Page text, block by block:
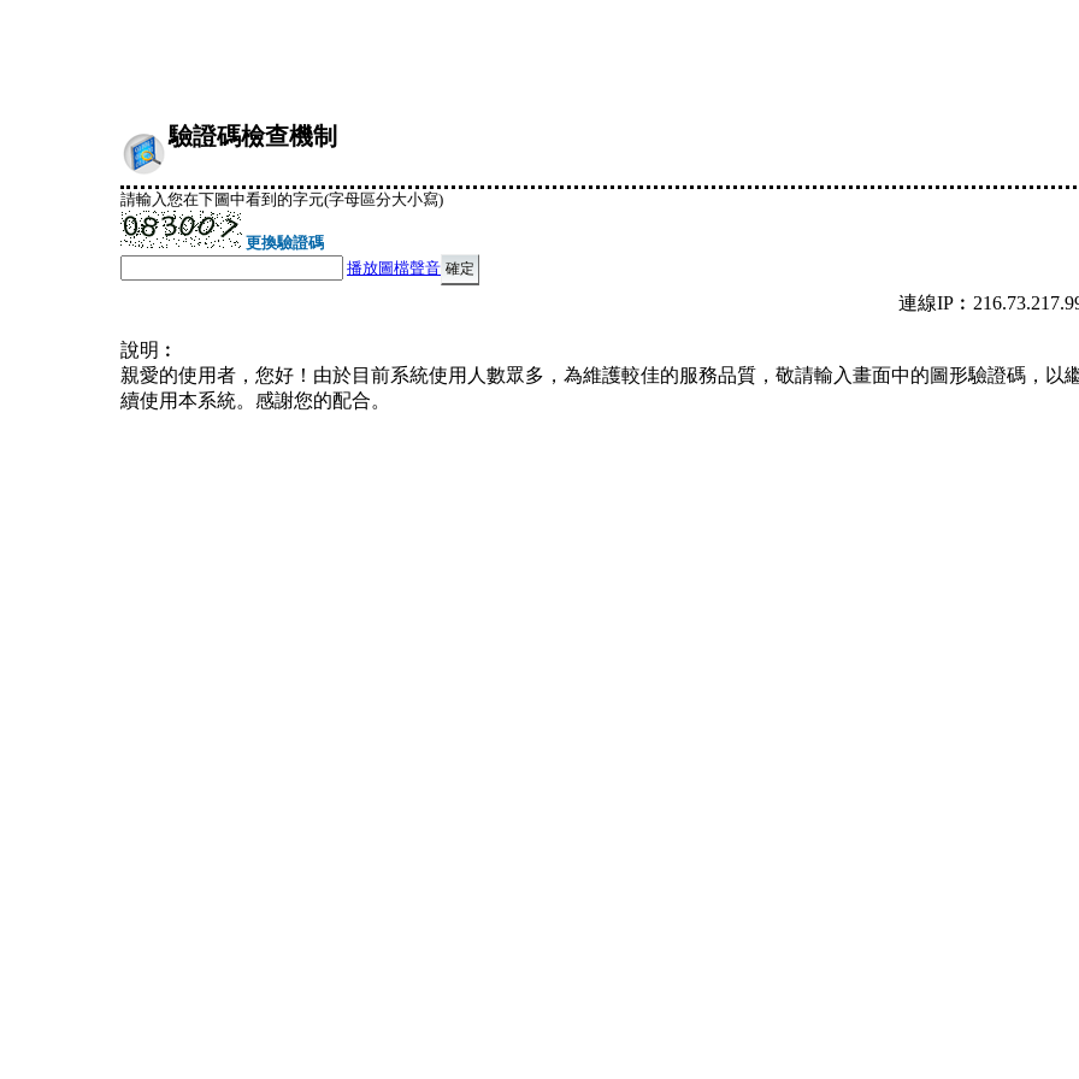
驗證碼檢查機制
請輸入您在下圖中看到的字元(字母區分大小寫)
更換驗證碼
播放圖檔聲音
連線
說明︰
親愛的使用者，您好！由於目前系統使用人數眾多，為維護較佳的服務品質，敬請輸入畫面中的圖形驗證碼，以
續使用本系統。感謝您的配合。